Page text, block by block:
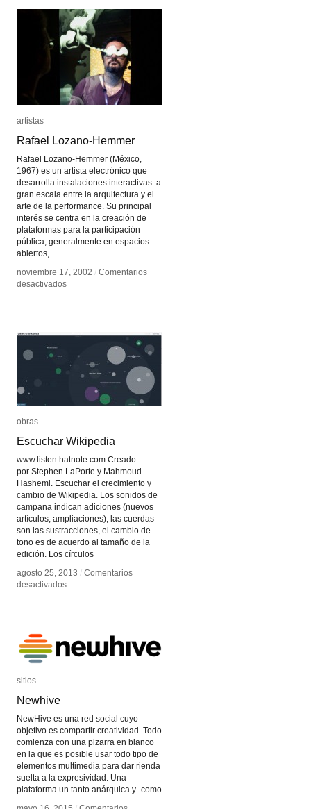
artistas
Rafael Lozano-Hemmer
Rafael Lozano-Hemmer (México,
1967) es un artista electrónico que
desarrolla instalaciones interactivas a
gran escala entre la arquitectura y el
arte de la performance. Su principal
interés se centra en la creación de
plataformas para la participación
pública, generalmente en espacios
abiertos,
noviembre 17, 2002 / Comentarios
desactivadosen
artistas
Rafael Lozano-Hemmer
noviembre 17, 2002 / Comentarios
desactivadosen
obras
Escuchar Wikipedia
www.listen.hatnote.com Creado
por Stephen LaPorte y Mahmoud
Hashemi. Escuchar el crecimiento y
cambio de Wikipedia. Los sonidos de
campana indican adiciones (nuevos
artículos, ampliaciones), las cuerdas
son las sustracciones, el cambio de
tono es de acuerdo al tamaño de la
edición. Los círculos
agosto 25, 2013 / Comentarios
desactivadosen
obras
Escuchar Wikipedia
agosto 25, 2013 / Comentarios
desactivadosen
sitios
Newhive
NewHive es una red social cuyo
objetivo es compartir creatividad. Todo
comienza con una pizarra en blanco
en la que es posible usar todo tipo de
elementos multimedia para dar rienda
suelta a la expresividad. Una
plataforma un tanto anárquica y -como
sitios
Newhive